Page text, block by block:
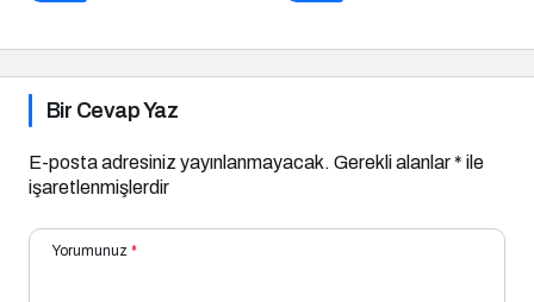
Bir Cevap Yaz
E-posta adresiniz yayınlanmayacak. Gerekli alanlar* ile
işaretlenmişlerdir
Yorumunuz *